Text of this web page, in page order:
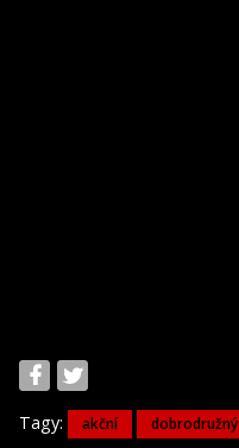
Tagy: akční dobrodružný